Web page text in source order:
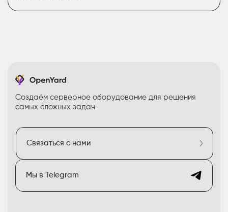
Создаём серверное оборудование для решения
самых сложных задач
Связаться с нами
Мы в Telegram